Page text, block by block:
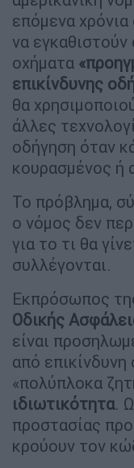
επόμενα
να
οχήματα
επικίνδυνης
θα
άλλες
οδήγηση όταν
κουρασμένος ή
Το πρόβλημα,
ο νόμος δεν
για το τι θα
συλλέγονται.
Εκπρόσωπος
Οδικής
είναι
από επικίνδυνη
«πολύπλοκα
ιδιωτικότητα.
προστασίας
κρούουν τον